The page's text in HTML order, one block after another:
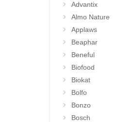
Advantix
Almo Nature
Applaws
Beaphar
Beneful
Biofood
Biokat
Bolfo
Bonzo
Bosch